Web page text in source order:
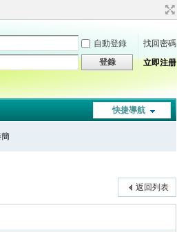
自動登錄
找回密碼
登錄
立即注册
快捷導航
返回列表